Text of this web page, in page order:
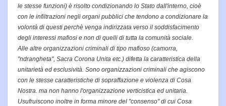
le stesse funzioni) è risolto condizionando lo Stato dall'interno, cioè
con le infiltrazioni negli organi pubblici che tendono a condizionare la
volontà di questi perchè venga indirizzata verso il soddisfacimento
degli interessi mafiosi e non di quelli di tutta la comunità sociale.
Alle altre organizzazioni criminali di tipo mafioso (camorra,
"ndrangheta", Sacra Corona Unita etc.) difetta la caratteristica della
unitarietà ed esclusività. Sono organizzazioni criminali che agiscono
con le stesse caratteristiche di sopraffazione e violenza di Cosa
Nostra. ma non hanno l'organizzazione verticistica ed unitaria.
Usufruiscono inoltre in forma minore del "consenso" di cui Cosa